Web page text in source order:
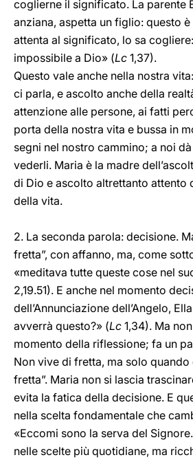
coglierne il significato. La parente
anziana, aspetta un figlio: questo
attenta al significato, lo sa
impossibile a Dio» (Lc 1,37).
Questo vale anche nella nostra
ci parla, e ascolto anche della
attenzione alle persone, ai fatti
porta della nostra vita e bussa in
segni nel nostro cammino; a noi
vederli. Maria è la madre
di Dio e ascolto altrettanto attento
della vita.
2. La seconda parola: decisione.
fretta”, con affanno, ma, come
«meditava tutte queste cose nel
2,19.51). E anche nel momento
dell’Annunciazione dell’Angelo,
avverrà questo?» (Lc 1,34). Ma
momento della riflessione; fa un
Non vive di fretta, ma solo quando
fretta”. Maria non si lascia
evita la fatica della decisione. E
nella scelta fondamentale che
«Eccomi sono la serva del
nelle scelte più quotidiane, ma